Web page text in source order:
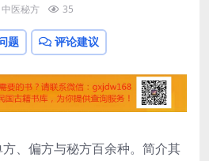
中医秘方 35
题 评论建议
、偏方与秘方百余种。简介其